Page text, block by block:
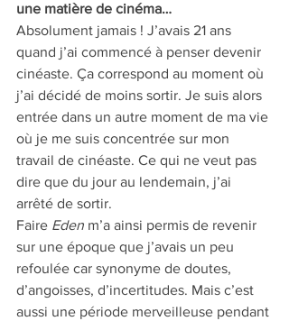
une matière de cinéma…
Absolument jamais ! J’avais 21 ans
quand j’ai commencé à penser devenir
cinéaste. Ça correspond au moment où
j’ai décidé de moins sortir. Je suis alors
entrée dans un autre moment de ma vie
où je me suis concentrée sur mon
travail de cinéaste. Ce qui ne veut pas
dire que du jour au lendemain, j’ai
arrêté de sortir.
Faire Eden m’a ainsi permis de revenir
sur une époque que j’avais un peu
refoulée car synonyme de doutes,
d’angoisses, d’incertitudes. Mais c’est
aussi une période merveilleuse pendant